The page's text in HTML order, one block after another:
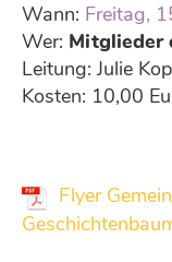
Wann: Freitag,
Wer: Mitglieder
Leitung: Julie
Kosten: 10,00
Flyer